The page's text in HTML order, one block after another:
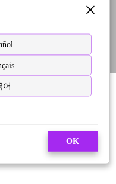
어
OK